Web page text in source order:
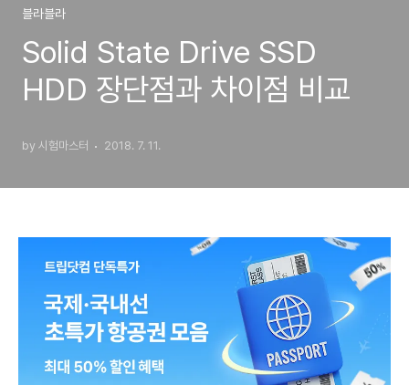
블라블라
Solid State Drive SSD
HDD 장단점과 차이점 비교
by 시험마스터 2018. 7. 11.